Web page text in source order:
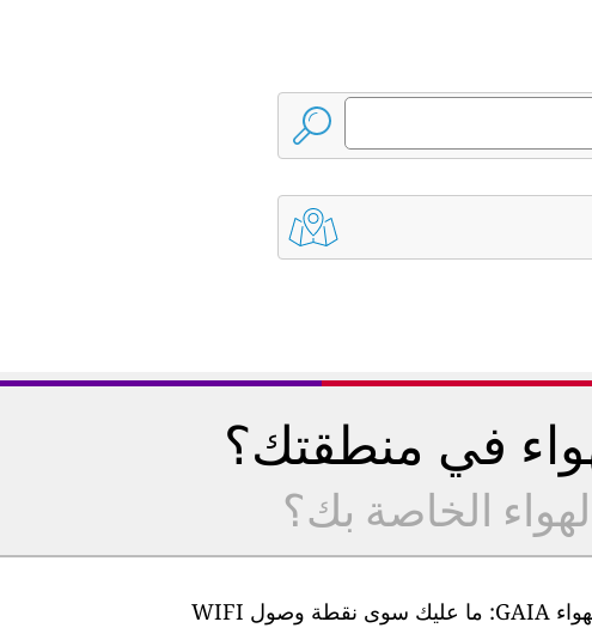
في منطقتك؟
الخاصة بك؟
من السهل جدًا إعداد أجهزة مراقبة جودة الهواء GAIA: ما عليك سوى نقطة وصول WIFI